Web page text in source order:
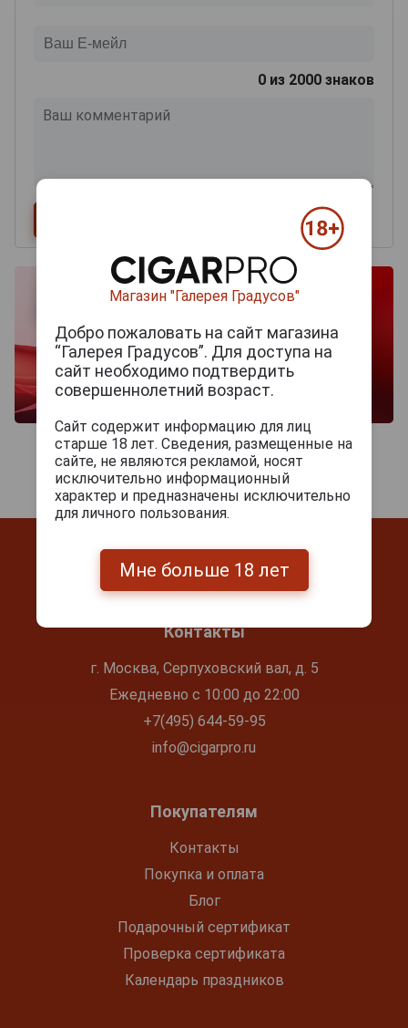
0 из 2000 знаков
Контакты
г. Москва, Серпуховский вал, д. 5
Ежедневно с 10:00 до 22:00
+7(495) 644-59-95
info@cigarpro.ru
Покупателям
Контакты
Покупка и оплата
Блог
Подарочный сертификат
Проверка сертификата
Календарь праздников
Магазин "Галерея Градусов"
Добро пожаловать на сайт магазина
“Галерея Градусов”. Для доступа на
сайт необходимо подтвердить
совершеннолетний возраст.
Сайт содержит информацию для лиц
старше 18 лет. Сведения, размещенные на
сайте, не являются рекламой, носят
исключительно информационный
характер и предназначены исключительно
для личного пользования.
Мне больше 18 лет